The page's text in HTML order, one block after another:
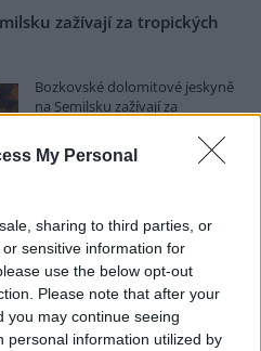
My Personal
sharing to third parties, or
sensitive information for
use the below opt-out
Please note that after your
you may continue seeing
personal information utilized by
zažívají za tropických
Bozkovské dolomitové jeskyně
na Semilsku zažívají za
nečekaný nápor. Jde sice o
jedno z nejchladnějších míst v
teplotu mezi 7,5 až devíti stupni
spíše v době, když bylo nevlídno.
stovky lidí kvůli